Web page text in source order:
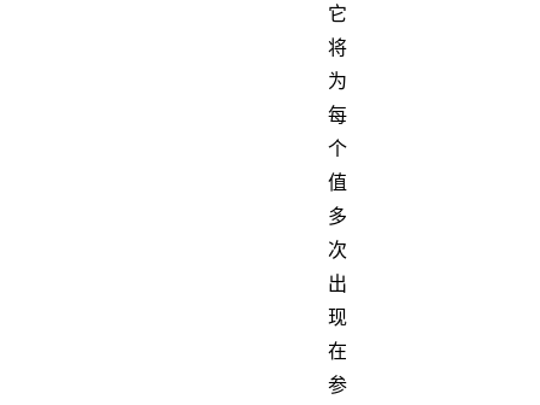
它
将
为
每
个
值
多
次
出
现
在
参